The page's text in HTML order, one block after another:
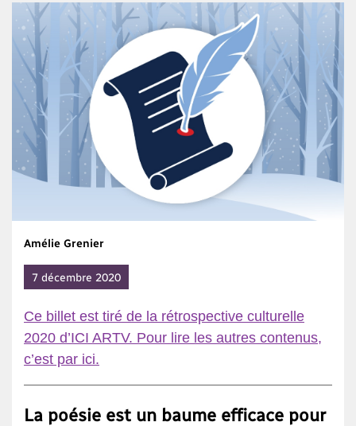
Amélie Grenier
7 décembre 2020
Ce billet est tiré de la rétrospective culturelle
2020 d’ICI ARTV. Pour lire les autres contenus,
c’est par ici.
La poésie est un baume efficace pour